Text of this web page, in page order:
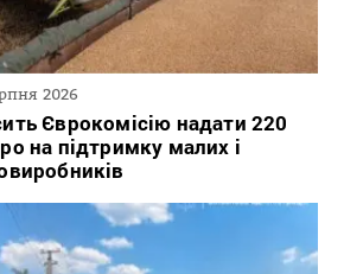
2026
Єврокомісію надати 220
на підтримку малих і